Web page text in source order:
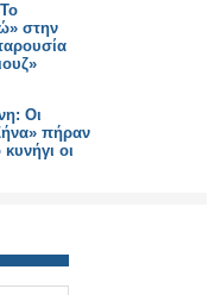
στην
Οι
πήραν
οι